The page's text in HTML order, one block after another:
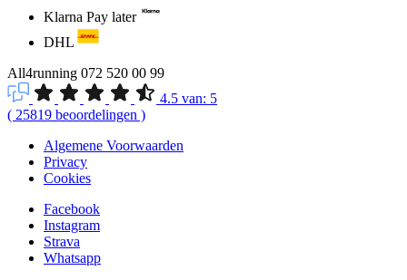
Klarna Pay later
DHL
All4running 072 520 00 99
4.5 van: 5
( 25819 beoordelingen )
Algemene Voorwaarden
Privacy
Cookies
Facebook
Instagram
Strava
Whatsapp